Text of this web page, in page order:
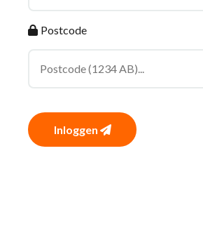
Postcode
Inloggen